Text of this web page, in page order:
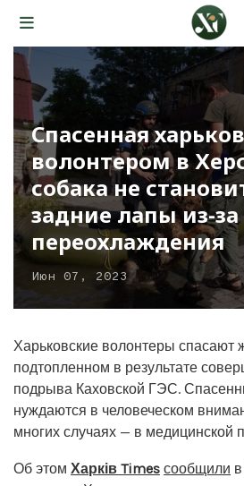
Спасенная
волонтером в
собака не
задние лапы из-за
переохлаждения
Июн 07, 2023
Харьковские волонтеры спасают
подтопленном в результате
подрыва Каховской ГЭС.
нуждаются в человеческом
многих случаях — в медицинской
Об этом Харків Times сообщили